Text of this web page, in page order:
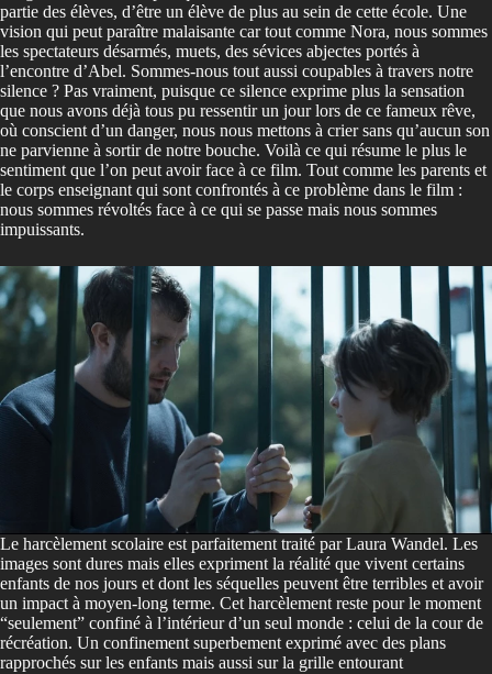
partie des élèves, d’être un élève de plus au sein de cette école. Une
vision qui peut paraître malaisante car tout comme Nora, nous sommes
les spectateurs désarmés, muets, des sévices abjectes portés à
l’encontre d’Abel. Sommes-nous tout aussi coupables à travers notre
silence ? Pas vraiment, puisque ce silence exprime plus la sensation
que nous avons déjà tous pu ressentir un jour lors de ce fameux rêve,
où conscient d’un danger, nous nous mettons à crier sans qu’aucun son
ne parvienne à sortir de notre bouche. Voilà ce qui résume le plus le
sentiment que l’on peut avoir face à ce film. Tout comme les parents et
le corps enseignant qui sont confrontés à ce problème dans le film :
nous sommes révoltés face à ce qui se passe mais nous sommes
impuissants.
Le harcèlement scolaire est parfaitement traité par Laura Wandel. Les
images sont dures mais elles expriment la réalité que vivent certains
enfants de nos jours et dont les séquelles peuvent être terribles et avoir
un impact à moyen-long terme. Cet harcèlement reste pour le moment
“seulement” confiné à l’intérieur d’un seul monde : celui de la cour de
récréation. Un confinement superbement exprimé avec des plans
rapprochés sur les enfants mais aussi sur la grille entourant